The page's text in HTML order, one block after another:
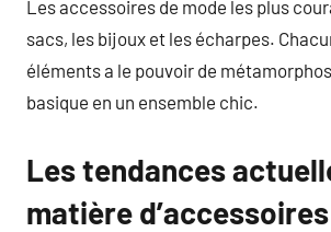
Les accessoires de mode les plus
sacs, les bijoux et les écharpes.
éléments a le pouvoir de
basique en un ensemble chic.
Les tendances
matière